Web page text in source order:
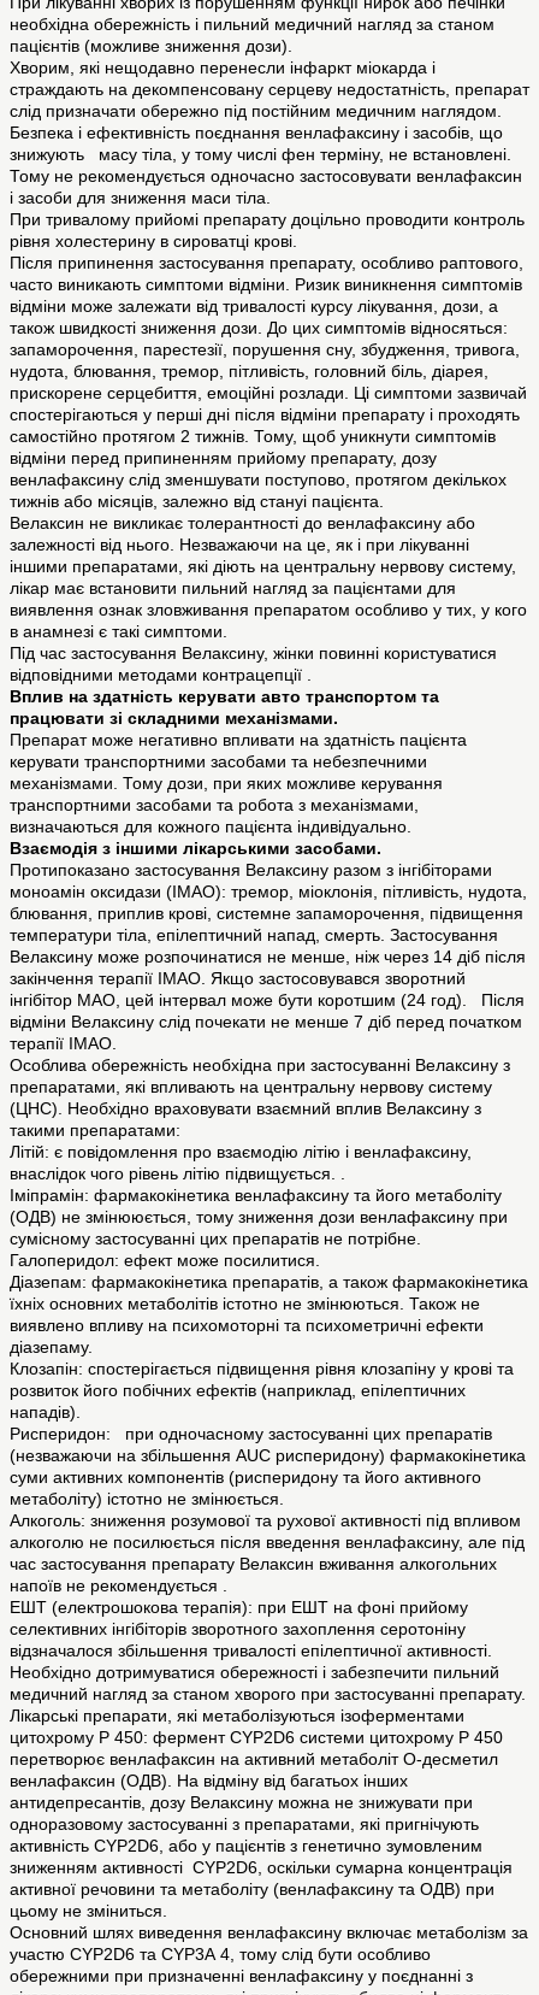
необхідна обережність і пильний медичний нагляд за станом
пацієнтів (можливе зниження дози).
Хворим, які нещодавно перенесли інфаркт міокарда і
страждають на декомпенсовану серцеву недостатність, препарат
слід призначати обережно під постійним медичним наглядом.
Безпека і ефективність поєднання венлафаксину і засобів, що
знижують масу тіла, у тому числі фен терміну, не встановлені.
Тому не рекомендується одночасно застосовувати венлафаксин
і засоби для зниження маси тіла.
При тривалому прийомі препарату доцільно проводити контроль
рівня холестерину в сироватці крові.
Після припинення застосування препарату, особливо раптового,
часто виникають симптоми відміни. Ризик виникнення симптомів
відміни може залежати від тривалості курсу лікування, дози, а
також швидкості зниження дози. До цих симптомів відносяться:
запаморочення, парестезії, порушення сну, збудження, тривога,
нудота, блювання, тремор, пітливість, головний біль, діарея,
прискорене серцебиття, емоційні розлади. Ці симптоми зазвичай
спостерігаються у перші дні після відміни препарату і проходять
самостійно протягом 2 тижнів. Тому, щоб уникнути симптомів
відміни перед припиненням прийому препарату, дозу
венлафаксину слід зменшувати поступово, протягом декількох
тижнів або місяців, залежно від стануі пацієнта.
Велаксин не викликає толерантності до венлафаксину або
залежності від нього. Незважаючи на це, як і при лікуванні
іншими препаратами, які діють на центральну нервову систему,
лікар має встановити пильний нагляд за пацієнтами для
виявлення ознак зловживання препаратом особливо у тих, у кого
в анамнезі є такі симптоми.
Під час застосування Велаксину, жінки повинні користуватися
відповідними методами контрацепції .
Вплив на здатність керувати авто транспортом та
працювати зі складними механізмами.
Препарат може негативно впливати на здатність пацієнта
керувати транспортними засобами та небезпечними
механізмами. Тому дози, при яких можливе керування
транспортними засобами та робота з механізмами,
визначаються для кожного пацієнта індивідуально.
Взаємодія з іншими лікарськими засобами.
Протипоказано застосування Велаксину разом з інгібіторами
моноамін оксидази (ІМАО): тремор, міоклонія, пітливість, нудота,
блювання, приплив крові, системне запаморочення, підвищення
температури тіла, епілептичний напад, смерть. Застосування
Велаксину може розпочинатися не менше, ніж через 14 діб після
закінчення терапії ІМАО. Якщо застосовувався зворотний
інгібітор МАО, цей інтервал може бути коротшим (24 год). Після
відміни Велаксину слід почекати не менше 7 діб перед початком
терапії ІМАО.
Особлива обережність необхідна при застосуванні Велаксину з
препаратами, які впливають на центральну нервову систему
(ЦНС). Необхідно враховувати взаємний вплив Велаксину з
такими препаратами:
Літій: є повідомлення про взаємодію літію і венлафаксину,
внаслідок чого рівень літію підвищується. .
Іміпрамін: фармакокінетика венлафаксину та його метаболіту
(ОДВ) не змінююється, тому зниження дози венлафаксину при
сумісному застосуванні цих препаратів не потрібне.
Галоперидол: ефект може посилитися.
Діазепам: фармакокінетика препаратів, а також фармакокінетика
їхніх основних метаболітів істотно не змінюються. Також не
виявлено впливу на психомоторні та психометричні ефекти
діазепаму.
Клозапін: спостерігається підвищення рівня клозапіну у крові та
розвиток його побічних ефектів (наприклад, епілептичних
нападів).
Рисперидон: при одночасному застосуванні цих препаратів
(незважаючи на збільшення AUC рисперидону) фармакокінетика
суми активних компонентів (рисперидону та його активного
метаболіту) істотно не змінюється.
Алкоголь: зниження розумової та рухової активності під впливом
алкоголю не посилюється після введення венлафаксину, але під
час застосування препарату Велаксин вживання алкогольних
напоїв не рекомендується .
ЕШТ (електрошокова терапія): при ЕШТ на фоні прийому
селективних інгібіторів зворотного захоплення серотоніну
відзначалося збільшення тривалості епілептичної активності.
Необхідно дотримуватися обережності і забезпечити пильний
медичний нагляд за станом хворого при застосуванні препарату.
Лікарські препарати, які метаболізуються ізоферментами
цитохрому Р 450: фермент CYP2D6 системи цитохрому Р 450
перетворює венлафаксин на активний метаболіт О-десметил
венлафаксин (ОДВ). На відміну від багатьох інших
антидепресантів, дозу Велаксину можна не знижувати при
одноразовому застосуванні з препаратами, які пригнічують
активність CYP2D6, або у пацієнтів з генетично зумовленим
зниженням активності CYP2D6, оскільки сумарна концентрація
активної речовини та метаболіту (венлафаксину та ОДВ) при
цьому не зміниться.
Основний шлях виведення венлафаксину включає метаболізм за
участю CYP2D6 та CYP3А 4, тому слід бути особливо
обережними при призначенні венлафаксину у поєднанні з